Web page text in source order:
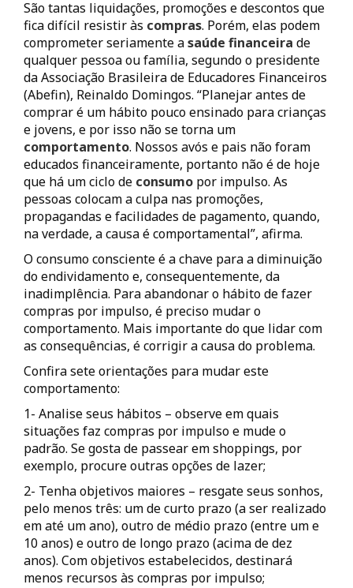
São tantas liquidações, promoções e descontos que
fica difícil resistir às compras. Porém, elas podem
comprometer seriamente asaúde financeira de
qualquer pessoa ou família, segundo o presidente
da Associação Brasileira de Educadores Financeiros
(Abefin), Reinaldo Domingos. “Planejar antes de
comprar é um hábito pouco ensinado para crianças
e jovens, e por isso não se torna um
comportamento. Nossos avós e pais não foram
educados financeiramente, portanto não é de hoje
que há um ciclo de consumo por impulso. As
pessoas colocam a culpa nas promoções,
propagandas e facilidades de pagamento, quando,
na verdade, a causa é comportamental”, afirma.
O consumo consciente é a chave para a diminuição
do endividamento e, consequentemente, da
inadimplência. Para abandonar o hábito de fazer
compras por impulso, é preciso mudar o
comportamento. Mais importante do que lidar com
as consequências, é corrigir a causa do problema.
Confira sete orientações para mudar este
comportamento:
1- Analise seus hábitos – observe em quais
situações faz compras por impulso e mude o
padrão. Se gosta de passear em shoppings, por
exemplo, procure outras opções de lazer;
2- Tenha objetivos maiores – resgate seus sonhos,
pelo menos três: um de curto prazo (a ser realizado
em até um ano), outro de médio prazo (entre um e
10 anos) e outro de longo prazo (acima de dez
anos). Com objetivos estabelecidos, destinará
menos recursos às compras por impulso;